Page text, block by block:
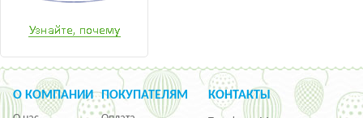
О КОМПАНИИ ПОКУПАТЕЛЯМ КОНТАКТЫ